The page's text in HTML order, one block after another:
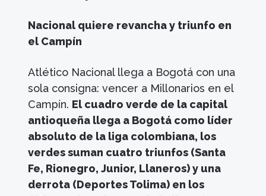
Nacional quiere revancha y triunfo en
el Campín
Atlético Nacional llega a Bogotá con una
sola consigna: vencer a Millonarios en el
Campín. El cuadro verde de la capital
antioqueña llega a Bogotá como líder
absoluto de la liga colombiana, los
verdes suman cuatro triunfos (Santa
Fe, Rionegro, Junior, Llaneros) y una
derrota (Deportes Tolima) en los